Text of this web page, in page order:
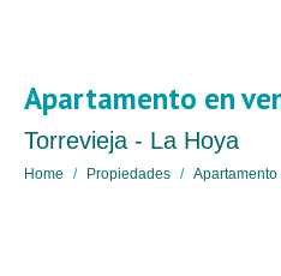
Apartamento en
Torrevieja - La Hoya
Home Propiedades